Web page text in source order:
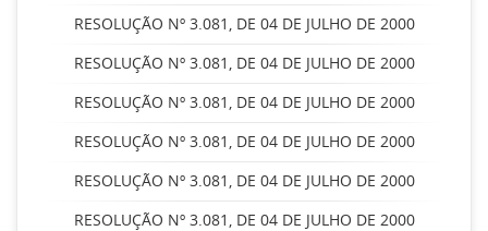
RESOLUÇÃO Nº 3.081, DE 04 DE JULHO DE 2000
RESOLUÇÃO Nº 3.081, DE 04 DE JULHO DE 2000
RESOLUÇÃO Nº 3.081, DE 04 DE JULHO DE 2000
RESOLUÇÃO Nº 3.081, DE 04 DE JULHO DE 2000
RESOLUÇÃO Nº 3.081, DE 04 DE JULHO DE 2000
RESOLUÇÃO Nº 3.081, DE 04 DE JULHO DE 2000